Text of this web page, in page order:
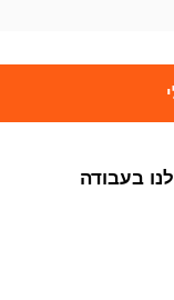
בעבודה